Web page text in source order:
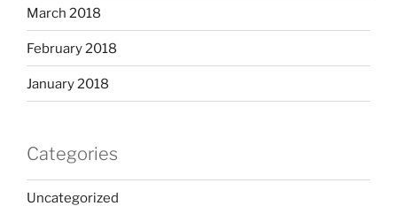
March 2018
February 2018
January 2018
Categories
Uncategorized